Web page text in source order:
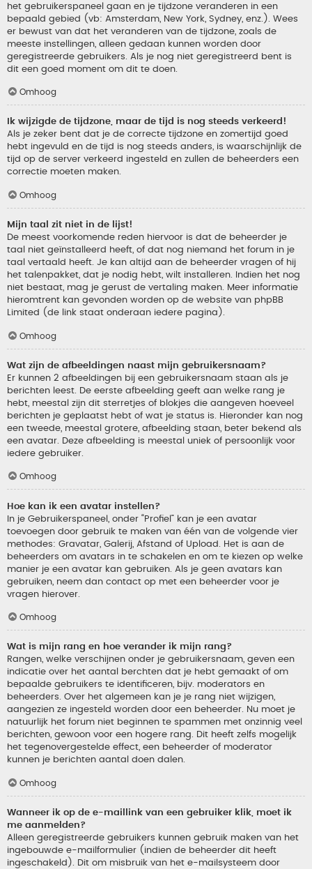
het gebruikerspaneel gaan en je tijdzone veranderen in een
bepaald gebied (vb: Amsterdam, New York, Sydney, enz.). Wees
er bewust van dat het veranderen van de tijdzone, zoals de
meeste instellingen, alleen gedaan kunnen worden door
geregistreerde gebruikers. Als je nog niet geregistreerd bent is
dit een goed moment om dit te doen.
Omhoog
Ik wijzigde de tijdzone, maar de tijd is nog steeds verkeerd!
Als je zeker bent dat je de correcte tijdzone en zomertijd goed
hebt ingevuld en de tijd is nog steeds anders, is waarschijnlijk de
tijd op de server verkeerd ingesteld en zullen de beheerders een
correctie moeten maken.
Omhoog
Mijn taal zit niet in de lijst!
De meest voorkomende reden hiervoor is dat de beheerder je
taal niet geïnstalleerd heeft, of dat nog niemand het forum in je
taal vertaald heeft. Je kan altijd aan de beheerder vragen of hij
het talenpakket, dat je nodig hebt, wilt installeren. Indien het nog
niet bestaat, mag je gerust de vertaling maken. Meer informatie
hieromtrent kan gevonden worden op de website van phpBB
Limited (de link staat onderaan iedere pagina).
Omhoog
Wat zijn de afbeeldingen naast mijn gebruikersnaam?
Er kunnen 2 afbeeldingen bij een gebruikersnaam staan als je
berichten leest. De eerste afbeelding geeft aan welke rang je
hebt, meestal zijn dit sterretjes of blokjes die aangeven hoeveel
berichten je geplaatst hebt of wat je status is. Hieronder kan nog
een tweede, meestal grotere, afbeelding staan, beter bekend als
een avatar. Deze afbeelding is meestal uniek of persoonlijk voor
iedere gebruiker.
Omhoog
Hoe kan ik een avatar instellen?
In je Gebruikerspaneel, onder “Profiel” kan je een avatar
toevoegen door gebruik te maken van één van de volgende vier
methodes: Gravatar, Galerij, Afstand of Upload. Het is aan de
beheerders om avatars in te schakelen en om te kiezen op welke
manier je een avatar kan gebruiken. Als je geen avatars kan
gebruiken, neem dan contact op met een beheerder voor je
vragen hierover.
Omhoog
Wat is mijn rang en hoe verander ik mijn rang?
Rangen, welke verschijnen onder je gebruikersnaam, geven een
indicatie over het aantal berchten dat je hebt gemaakt of om
bepaalde gebruikers te identificeren, bijv. moderators en
beheerders. Over het algemeen kan je je rang niet wijzigen,
aangezien ze ingesteld worden door een beheerder. Nu moet je
natuurlijk het forum niet beginnen te spammen met onzinnig veel
berichten, gewoon voor een hogere rang. Dit heeft zelfs mogelijk
het tegenovergestelde effect, een beheerder of moderator
kunnen je berichten aantal doen dalen.
Omhoog
Wanneer ik op de e-maillink van een gebruiker klik, moet ik
me aanmelden?
Alleen geregistreerde gebruikers kunnen gebruik maken van het
ingebouwde e-mailformulier (indien de beheerder dit heeft
ingeschakeld). Dit om misbruik van het e-mailsysteem door